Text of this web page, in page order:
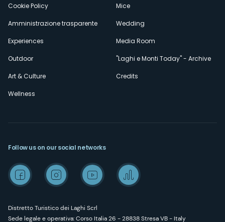
Cookie Policy
Amministrazione trasparente
Experiences
Outdoor
Art & Culture
Wellness
Mice
Wedding
Media Room
"Laghi e Monti Today" - Archive
Credits
Distretto Turistico dei Laghi Scrl
Sede legale e operativa: Corso Italia 26 - 28838 Stresa VB - Italy
Follow us on our social networks